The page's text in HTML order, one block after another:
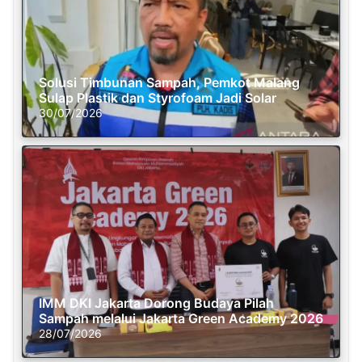
Solusi Timbunan Sampah, Pemkot Malang
Sulap Plastik dan Styrofoam Jadi Solar
30/07/2026
IMM DKI Jakarta Dorong Budaya Pilah
Sampah melalui Jakarta Green Academy 2026
28/07/2026